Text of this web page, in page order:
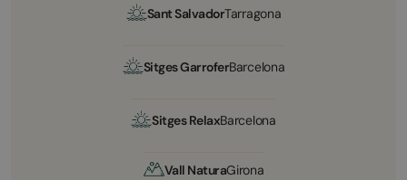
Sant SalvadorTarragona
Sitges GarroferBarcelona
Sitges RelaxBarcelona
Vall NaturaGirona